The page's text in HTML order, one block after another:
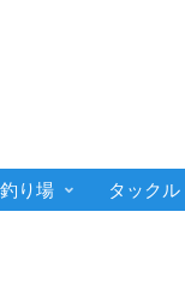
り場 タックル